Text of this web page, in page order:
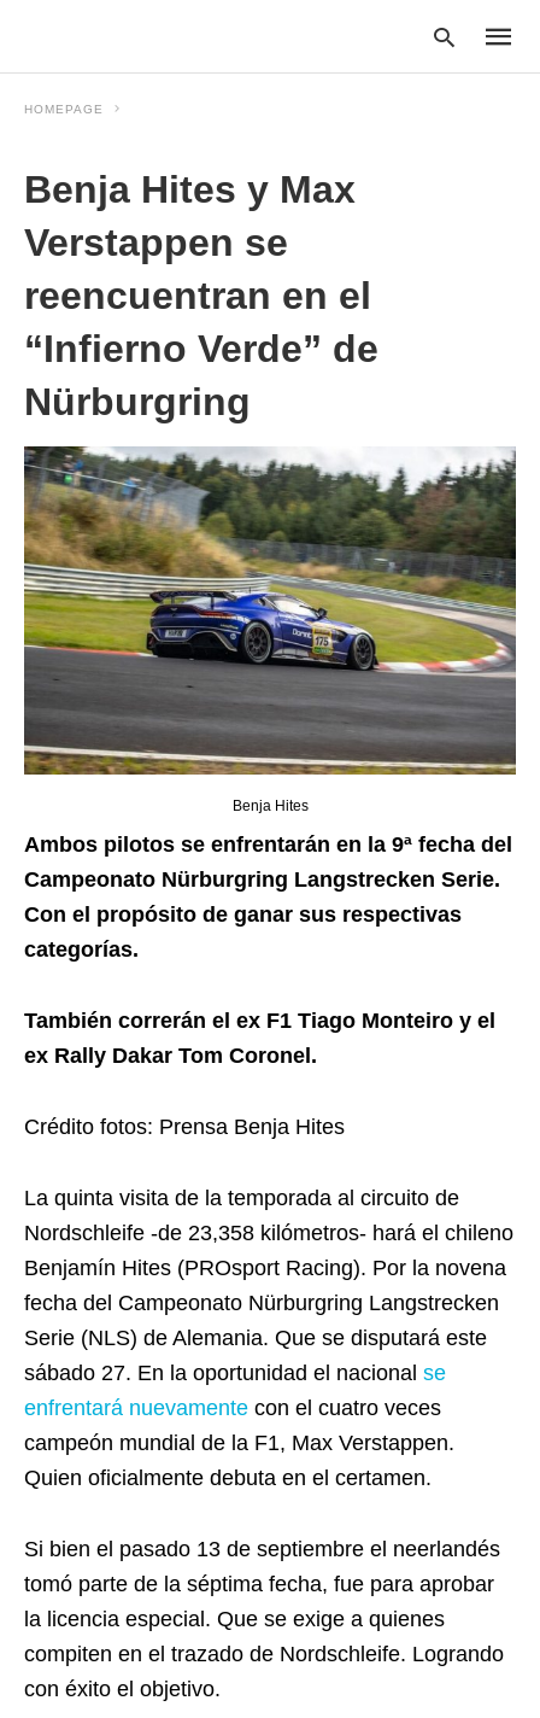
HOMEPAGE
Benja Hites y Max
Verstappen se
reencuentran en el
“Infierno Verde” de
Nürburgring
Benja Hites
Ambos pilotos se enfrentarán en la 9ª fecha del
Campeonato Nürburgring Langstrecken Serie.
Con el propósito de ganar sus respectivas
categorías.
También correrán el ex F1 Tiago Monteiro y el
ex Rally Dakar Tom Coronel.
Crédito fotos: Prensa Benja Hites
La quinta visita de la temporada al circuito de
Nordschleife -de 23,358 kilómetros- hará el chileno
Benjamín Hites (PROsport Racing). Por la novena
fecha del Campeonato Nürburgring Langstrecken
Serie (NLS) de Alemania. Que se disputará este
sábado 27. En la oportunidad el nacional se
enfrentará nuevamente con el cuatro veces
campeón mundial de la F1, Max Verstappen.
Quien oficialmente debuta en el certamen.
Si bien el pasado 13 de septiembre el neerlandés
tomó parte de la séptima fecha, fue para aprobar
la licencia especial. Que se exige a quienes
compiten en el trazado de Nordschleife. Logrando
con éxito el objetivo.